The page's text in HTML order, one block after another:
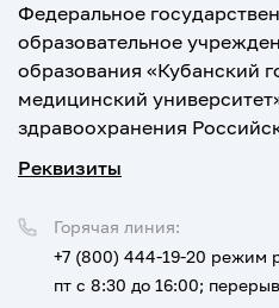
Федеральное
образовательное
образования «Кубанский
медицинский
здравоохранения
Реквизиты
Горячая линия:
+7 (800) 444-19-20 режим
пт с 8:30 до 16:00;